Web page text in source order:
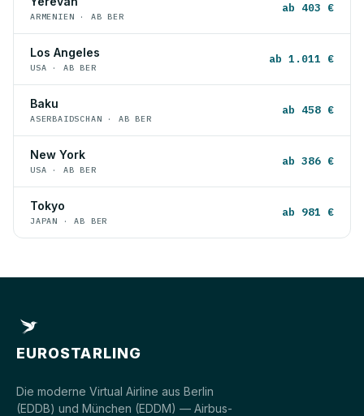
ARMENIEN · AB BER
ab 403 €
Los Angeles
USA · AB BER
ab 1.011 €
Baku
ASERBAIDSCHAN · AB BER
ab 458 €
New York
USA · AB BER
ab 386 €
Tokyo
JAPAN · AB BER
ab 981 €
EUROSTARLING
Die moderne Virtual Airline aus Berlin
(EDDB) und München (EDDM) — Airbus-